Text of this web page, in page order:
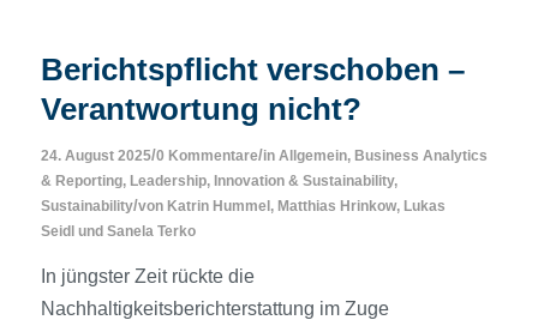
Berichtspflicht verschoben –
Verantwortung nicht?
24. August 2025/0 Kommentare/in Allgemein, Business Analytics
& Reporting, Leadership, Innovation & Sustainability,
Sustainability/von Katrin Hummel , Matthias Hrinkow, Lukas
Seidl
und Sanela Terko
In jüngster Zeit rückte die
Nachhaltigkeitsberichterstattung im Zuge